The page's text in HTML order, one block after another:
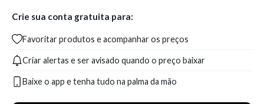
Crie sua conta gratuita para:
Favoritar produtos e acompanhar os preços
Criar alertas e ser avisado quando o preço baixar
Baixe o app e tenha tudo na palma da mão